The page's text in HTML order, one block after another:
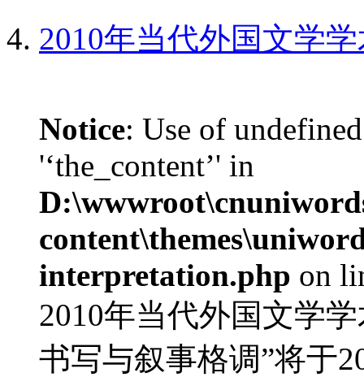
2010年当代外国文学
Notice: Use of
'‘the_content’' in
interpretation.php on
2010年当代外国文学
书写与叙事格调”将于